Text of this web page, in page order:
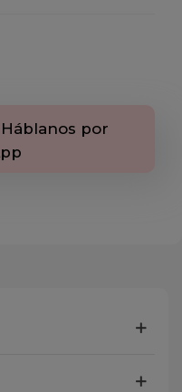
por